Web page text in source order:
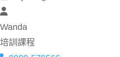
Wanda
培訓課程